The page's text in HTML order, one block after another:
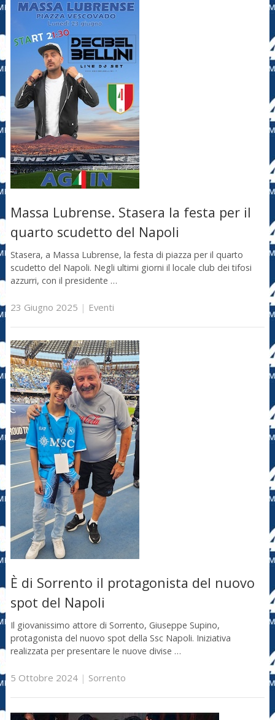
Massa Lubrense. Stasera la festa per il
quarto scudetto del Napoli
Stasera, a Massa Lubrense, la festa di piazza per il quarto
scudetto del Napoli. Negli ultimi giorni il locale club dei tifosi
azzurri, con il presidente …
23 Giugno 2025 | Eventi
È di Sorrento il protagonista del nuovo
spot del Napoli
Il giovanissimo attore di Sorrento, Giuseppe Supino,
protagonista del nuovo spot della Ssc Napoli. Iniziativa
realizzata per presentare le nuove divise …
5 Ottobre 2024| Sorrento